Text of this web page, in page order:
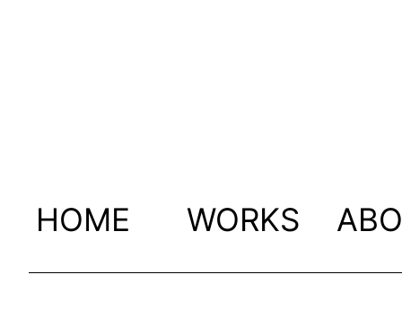
HOME WORKS